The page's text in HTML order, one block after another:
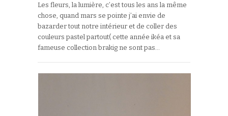
Les fleurs, la lumière, c’est tous les ans la même
chose, quand mars se pointe j’ai envie de
bazarder tout notre intérieur et de coller des
couleurs pastel partout( cette année ikéa et sa
fameuse collection brakig ne sont pas…